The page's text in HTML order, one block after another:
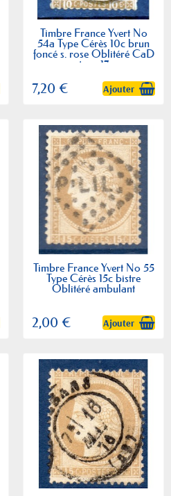
Timbre France Yvert No
54a Type Cérès 10c brun
foncé s. rose Oblitéré CaD
type 17
7,20 € Ajouter
Timbre France Yvert No 55
Type Cérès 15c bistre
Oblitéré ambulant
2,00 € Ajouter